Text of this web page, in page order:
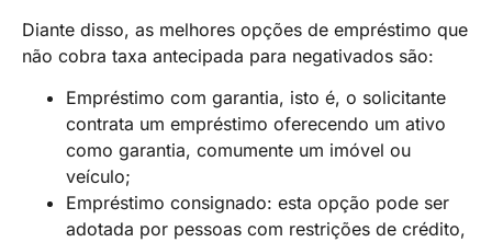
Diante disso, as melhores opções de empréstimo que
não cobra taxa antecipada para negativados são:
Empréstimo com garantia, isto é, o solicitante
contrata um empréstimo oferecendo um ativo
como garantia, comumente um imóvel ou
veículo;
Empréstimo consignado: esta opção pode ser
adotada por pessoas com restrições de crédito,